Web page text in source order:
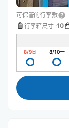
可保管的行李數
行李箱尺寸 :10
8/9日 8/10一